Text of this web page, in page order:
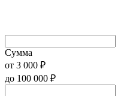
Сумма
от 3 000 ₽
до 100 000 ₽